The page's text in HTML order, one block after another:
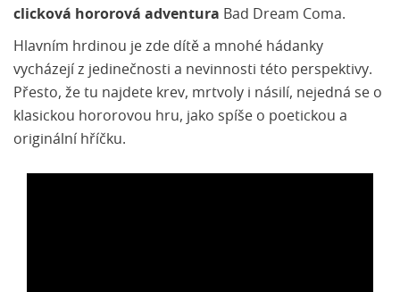
clicková hororová adventura Bad Dream Coma.
Hlavním hrdinou je zde dítě a mnohé hádanky
vycházejí z jedinečnosti a nevinnosti této perspektivy.
Přesto, že tu najdete krev, mrtvoly i násilí, nejedná se o
klasickou hororovou hru, jako spíše o poetickou a
originální hříčku.